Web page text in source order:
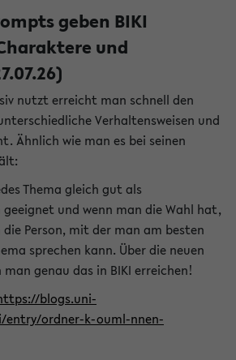
geben BIKI
und
nutzt erreicht man schnell den
Verhaltensweisen und
Ähnlich wie man es bei seinen
Thema gleich gut als
und wenn man die Wahl hat,
Person, mit der man am besten
sprechen kann. Über die neuen
genau das in BIKI erreichen!
blogs.uni-
entry/ordner-k-ouml-nnen-